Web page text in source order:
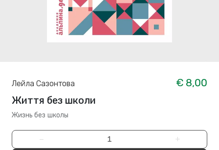
Лейла Сазонтова
€ 8,00
Життя без школи
Жизнь без школы
− +